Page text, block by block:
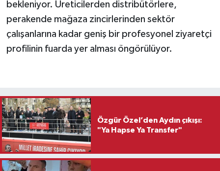
bekleniyor. Üreticilerden distribütörlere,
perakende mağaza zincirlerinden sektör
çalışanlarına kadar geniş bir profesyonel ziyaretçi
profilinin fuarda yer alması öngörülüyor.
Özgür Özel’den Aydın çıkışı:
"Ya Hapse Ya Transfer"